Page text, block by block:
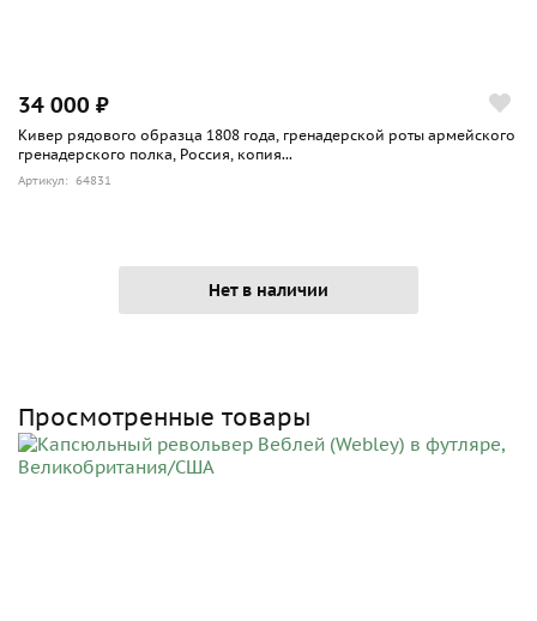
34 000 ₽
Кивер рядового образца 1808 года, гренадерской роты армейского
гренадерского полка, Россия, копия...
Артикул: 64831
Нет в наличии
Просмотренные товары